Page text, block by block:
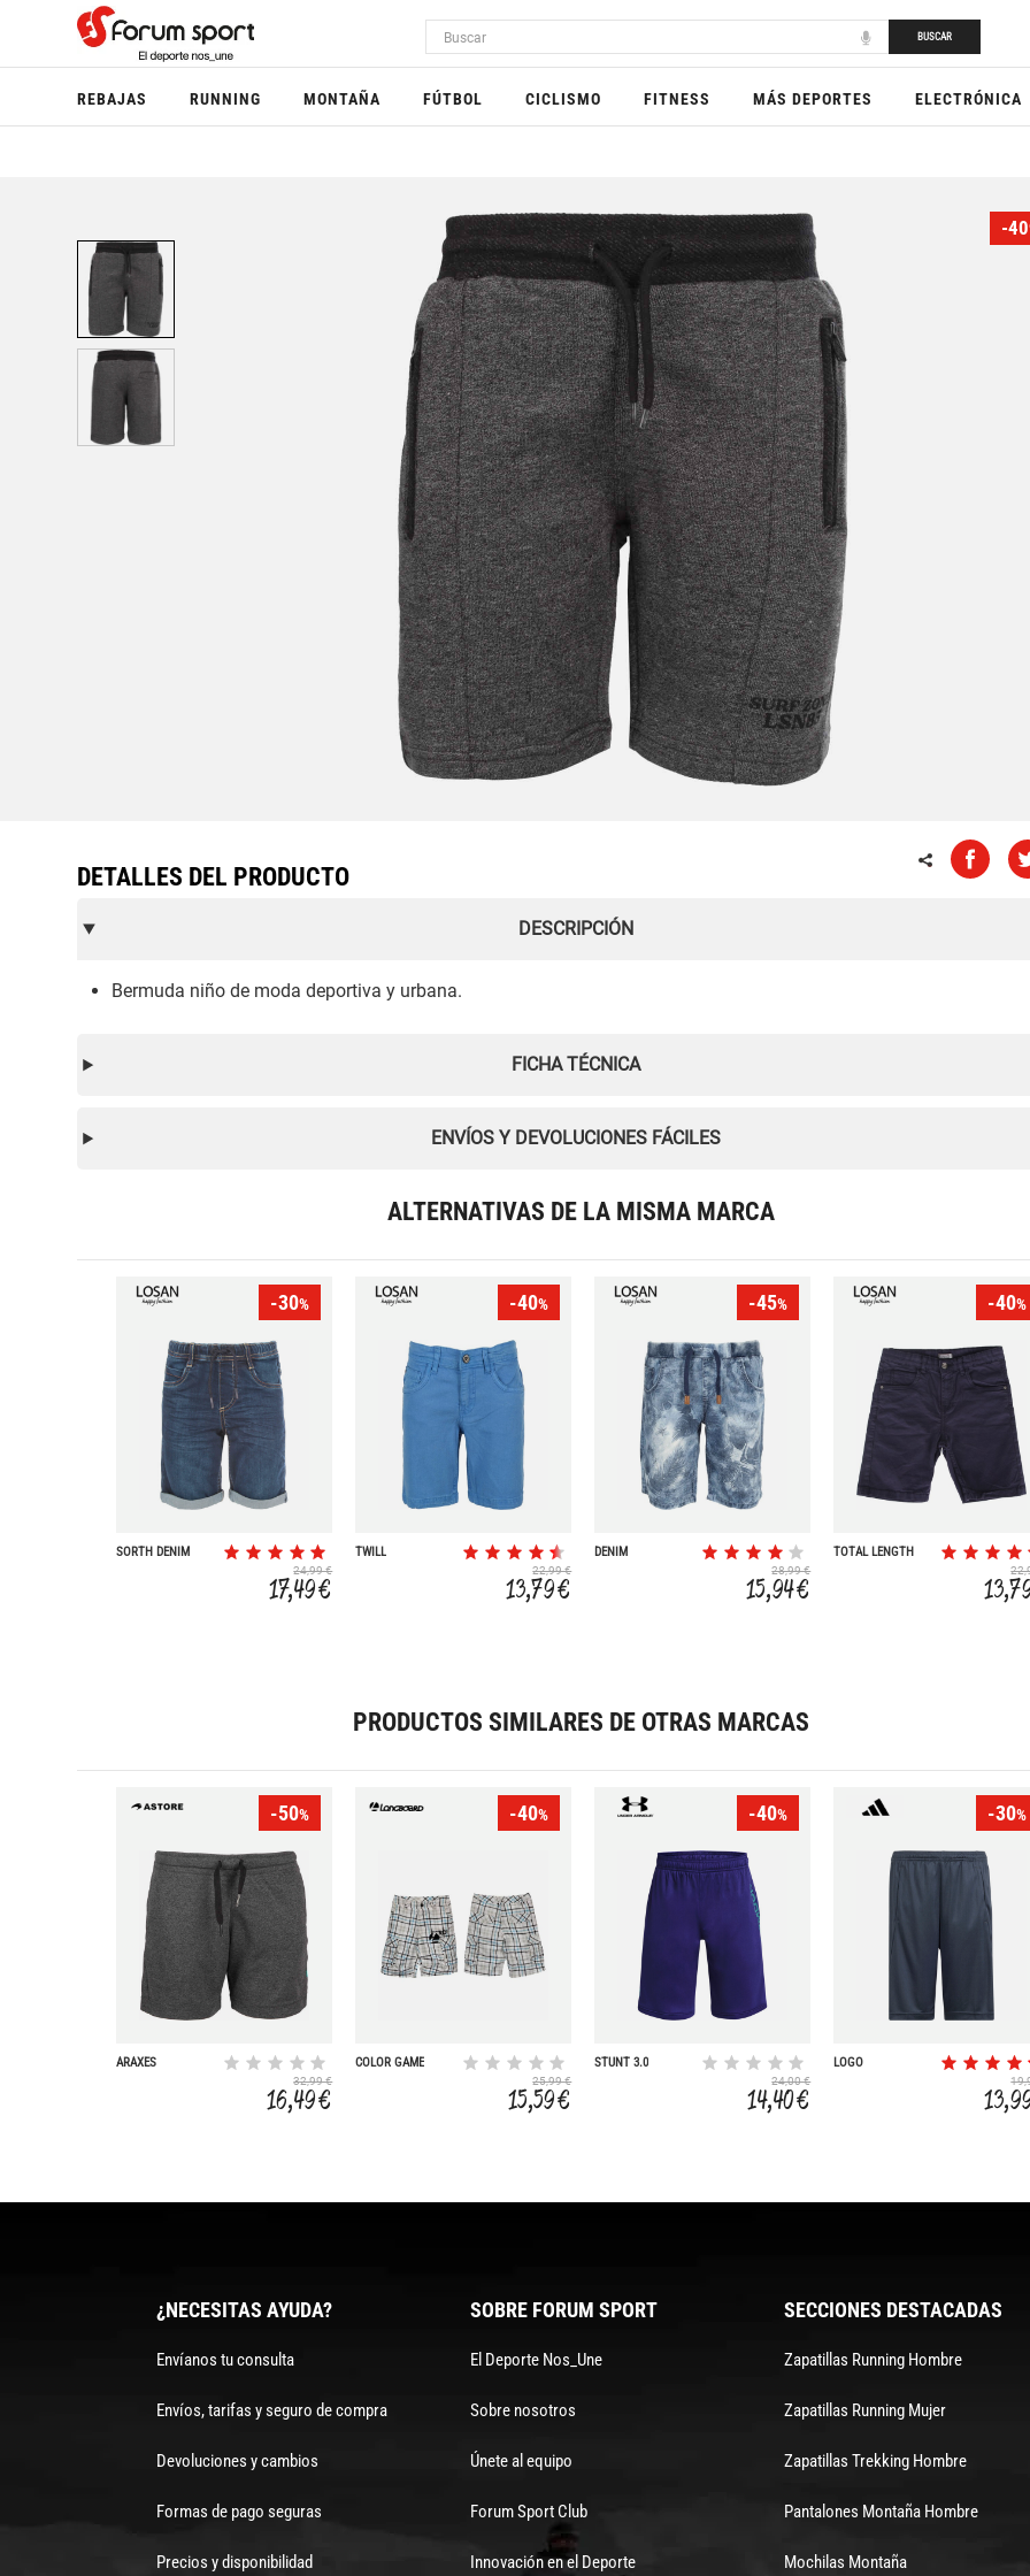
BUSCAR
REBAJAS RUNNING MONTAÑA FÚTBOL CICLISMO FITNESS MÁS DEPORTES ELECTRÓNICA
-40
DETALLES DEL PRODUCTO
DESCRIPCIÓN
Bermuda niño de moda deportiva y urbana.
FICHA TÉCNICA
ENVÍOS Y DEVOLUCIONES FÁCILES
ALTERNATIVAS DE LA MISMA MARCA
-30%
SORTH DENIM
24,99 €
17,49 €
-40%
TWILL
22,99 €
13,79 €
-45%
DENIM
28,99 €
15,94 €
-40%
TOTAL LENGTH
PRODUCTOS SIMILARES DE OTRAS MARCAS
-50%
ARAXES
32,99 €
16,49 €
-40%
COLOR GAME
25,99 €
15,59 €
-40%
STUNT 3.0
24,00 €
14,40 €
-30%
LOGO
¿NECESITAS AYUDA?
Envíanos tu consulta
Envíos, tarifas y seguro de compra
Devoluciones y cambios
Formas de pago seguras
Precios y disponibilidad
SOBRE FORUM SPORT
El Deporte Nos_Une
Sobre nosotros
Únete al equipo
Forum Sport Club
Innovación en el Deporte
SECCIONES DESTACADAS
Zapatillas Running Hombre
Zapatillas Running Mujer
Zapatillas Trekking Hombre
Pantalones Montaña Hombre
Mochilas Montaña